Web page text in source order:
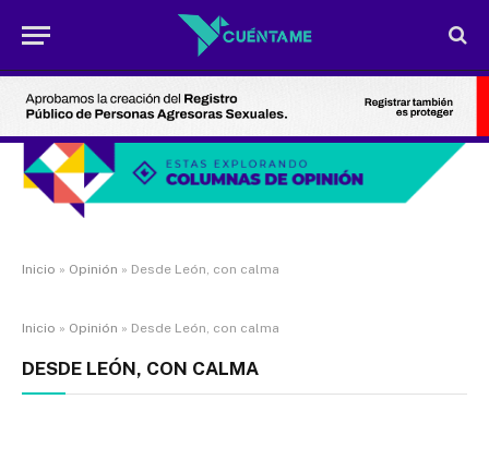
Inicio » Opinión » Desde León, con calma
Inicio » Opinión » Desde León, con calma
DESDE LEÓN, CON CALMA